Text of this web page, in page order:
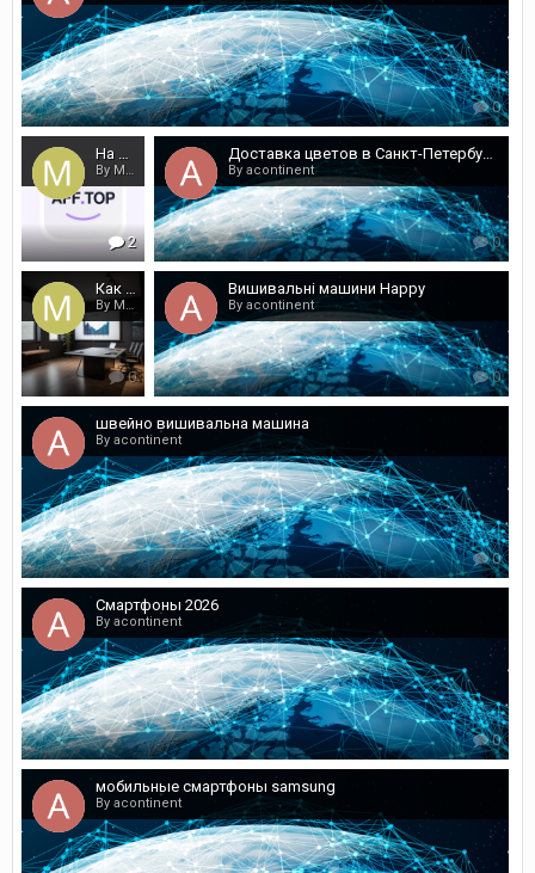
0
На что именно сейчас обращать внимание арбитражнику в работе?
By Melaegenavy
2
Доставка цветов в Санкт-Петербурге
By acontinent
0
Как оформить отчёт компании в виде презентации
By Melaegenavy
0
Вишивальні машини Happy
By acontinent
0
швейно вишивальна машина
By acontinent
0
Смартфоны 2026
By acontinent
0
мобильные смартфоны samsung
By acontinent